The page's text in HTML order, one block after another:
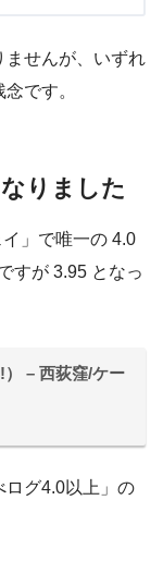
ませんが、いずれ
です。
りました
」で唯一の 4.0
すが 3.95 となっ
– 西荻窪/ケー
ログ4.0以上」の